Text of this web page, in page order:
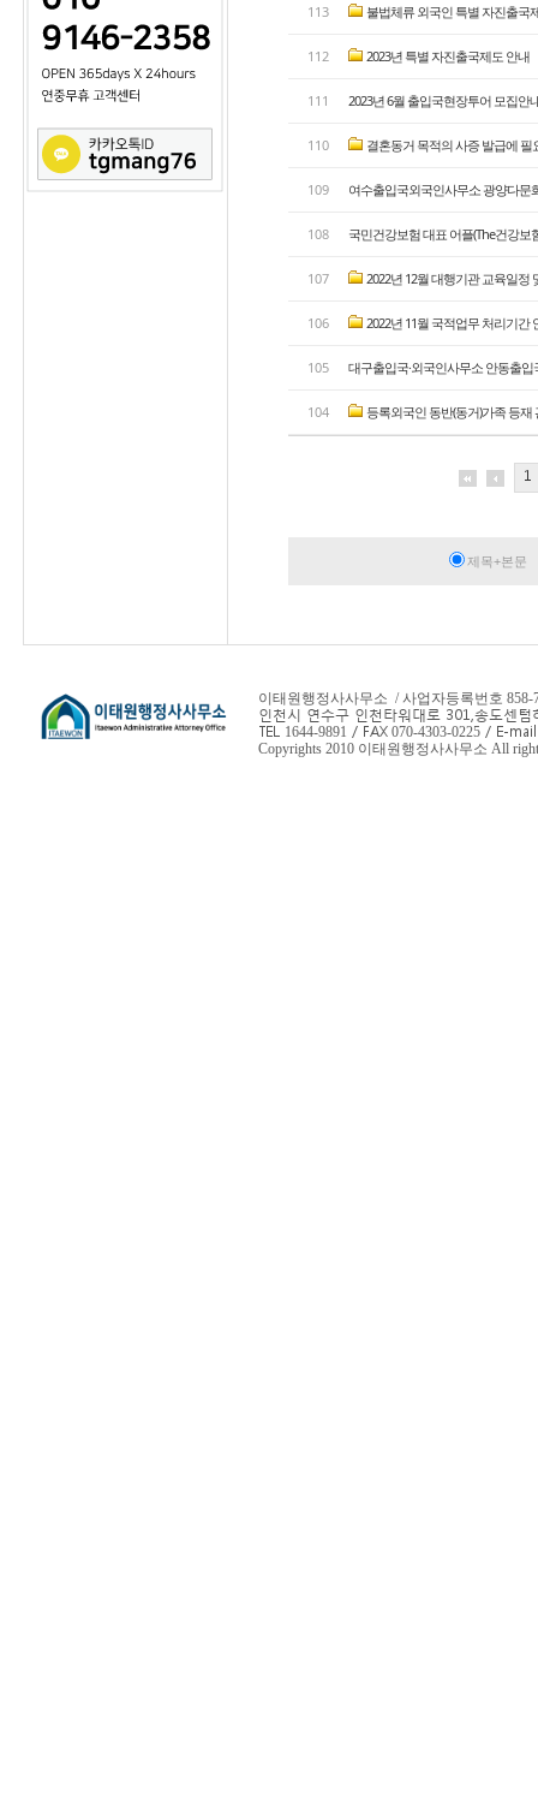
113 불법체류 외국인 특별 자진출국
112 2023년 특별 자진출국제도 안내
111 2023년 6월 출입국현장투어 모집안
110 결혼동거 목적의 사증 발급에 필
109 여수출입국외국인사무소 광양다문
108 국민건강보험 대표 어플(The건강보
107 2022년 12월 대행기관 교육일정
106 2022년 11월 국적업무 처리기간
105 대구출입국·외국인사무소 안동출입
104 등록외국인 동반(동거)가족 등재
1
제목+본문
이태원행정사사무소 / 사업자등록번호 858-
인천시 연수구 인천타워대로 301,송도센텀
TEL 1644-9891 / FAX 070-4303-0225 / E-
Copyrights 2010 이태원행정사사무소 All